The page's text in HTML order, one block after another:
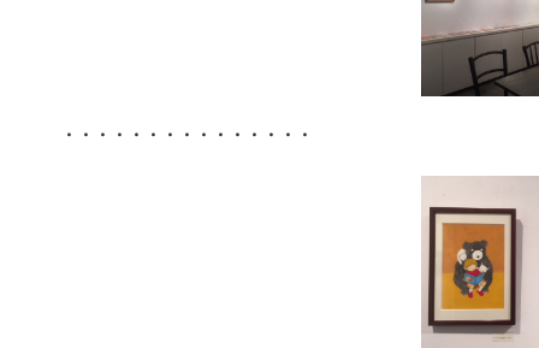
・・・・・・・・・・・・・・・